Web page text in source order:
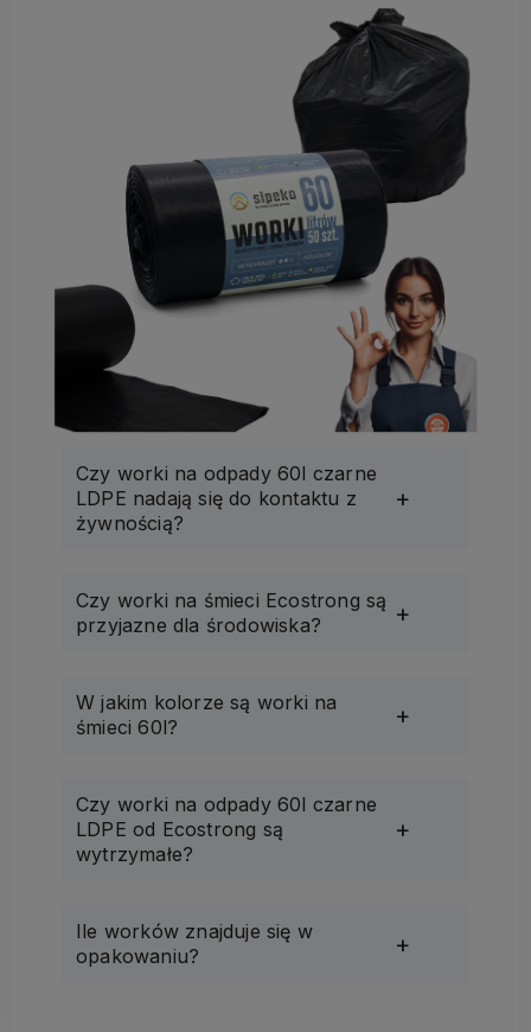
Czy worki na odpady 60l czarne
LDPE nadają się do kontaktu z
żywnością?
Czy worki na śmieci Ecostrong są
przyjazne dla środowiska?
W jakim kolorze są worki na
śmieci 60l?
Czy worki na odpady 60l czarne
LDPE od Ecostrong są
wytrzymałe?
Ile worków znajduje się w
opakowaniu?